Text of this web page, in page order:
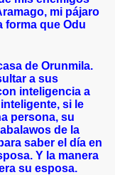
mi pájaro
forma que Odu
de Orunmila.
a sus
inteligencia a
si le
persona, su
de la
saber el día en
Y la manera
su esposa.